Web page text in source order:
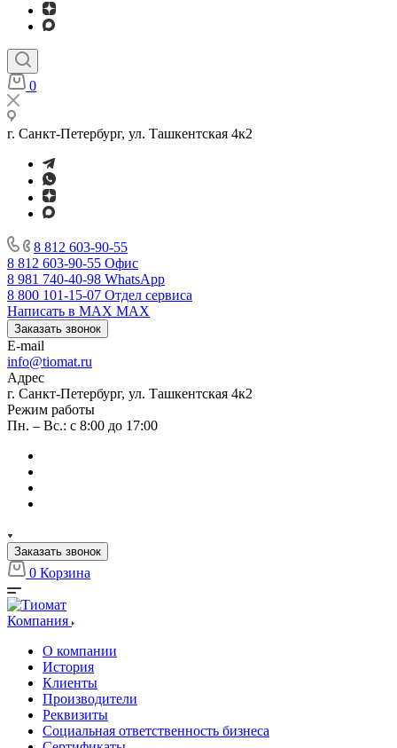
0
г. Санкт-Петербург, ул. Ташкентская 4к2
8 812 603-90-55
8 812 603-90-55 Офис
8 981 740-40-98 WhatsApp
8 800 101-15-07 Отдел сервиса
Написать в MAX MAX
Заказать звонок
E-mail
info@tiomat.ru
Адрес
г. Санкт-Петербург, ул. Ташкентская 4к2
Режим работы
Пн. – Вс.: с 8:00 до 17:00
Заказать звонок
0 Корзина
Компания
О компании
История
Клиенты
Производители
Реквизиты
Социальная ответственность бизнеса